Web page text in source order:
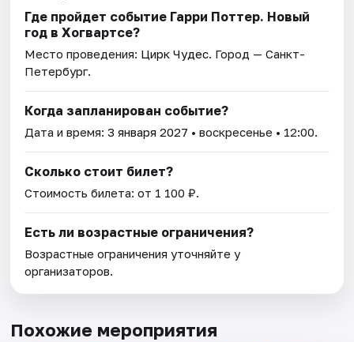
Где пройдет событие Гарри Поттер. Новый
год в Хогвартсе?
Место проведения: Цирк Чудес. Город — Санкт-
Петербург.
Когда запланирован событие?
Дата и время:3 января 2027 • воскресенье • 12:00.
Сколько стоит билет?
Стоимость билета: от 1 100 ₽.
Есть ли возрастные ограничения?
Возрастные ограничения уточняйте у
организаторов.
Похожие мероприятия